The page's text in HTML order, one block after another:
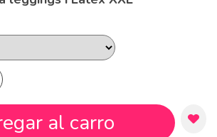
al carro